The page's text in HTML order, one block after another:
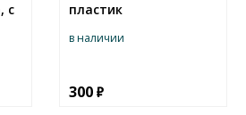
с
пластик
в наличии
300